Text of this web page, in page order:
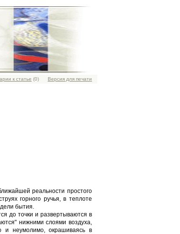
к статье (0) Версия для печати
реальности простого
горного ручья, в теплоте
бытия.
до точки и развертываются в
нижними слоями воздуха,
и неумолимо, окрашиваясь в